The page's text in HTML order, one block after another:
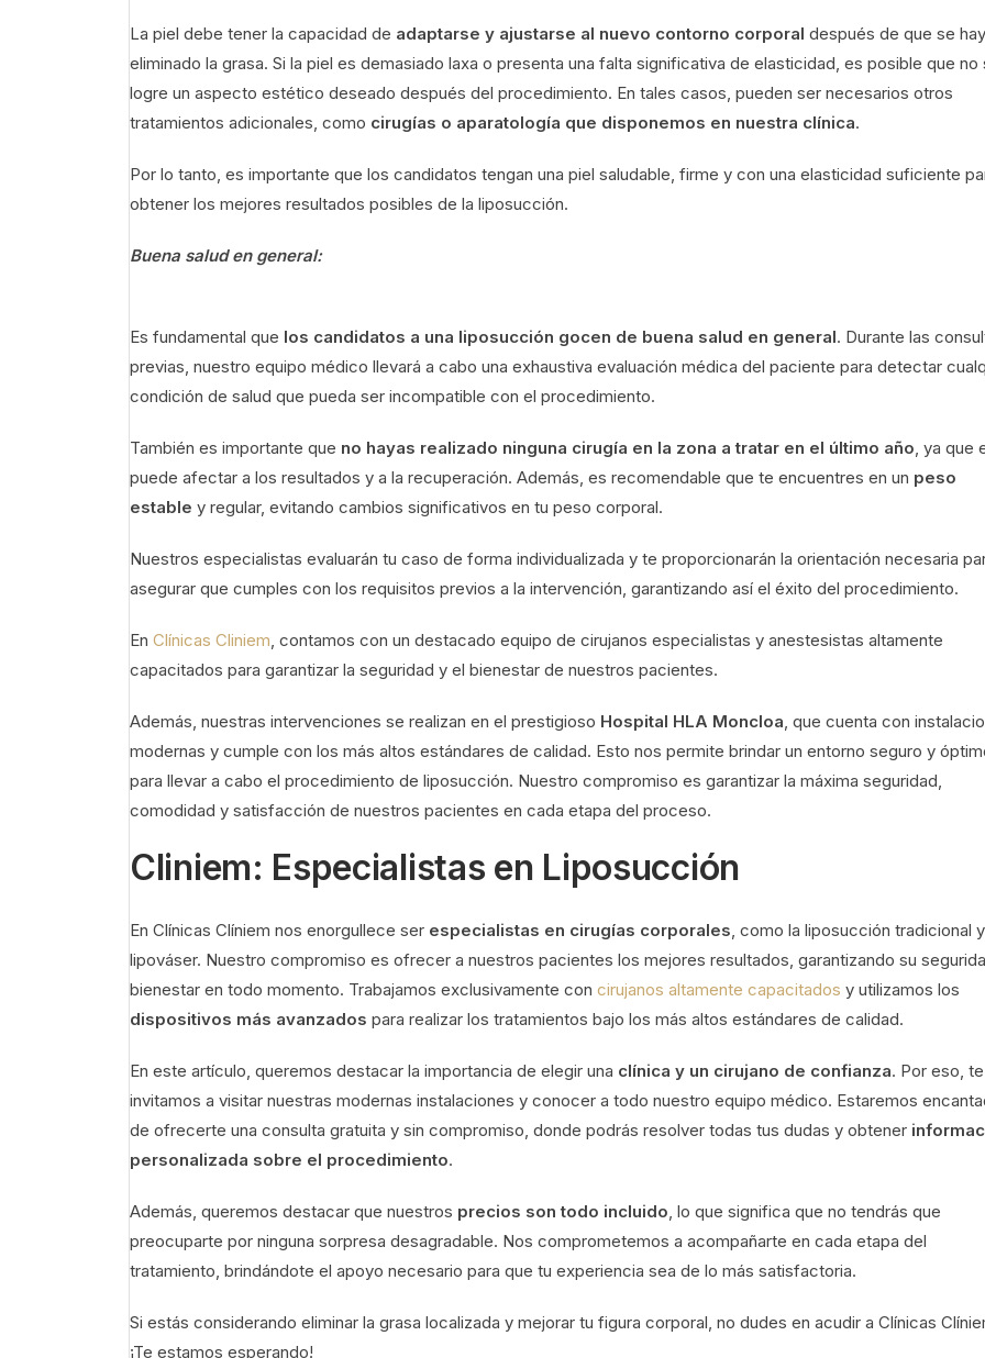
La piel debe tener la capacidad de adaptarse y ajustarse al nuevo contorno corporal después de que se
eliminado la grasa. Si la piel es demasiado laxa o presenta una falta significativa de elasticidad, es posible que no
logre un aspecto estético deseado después del procedimiento. En tales casos, pueden ser necesarios otros
tratamientos adicionales, como cirugías o aparatología que disponemos en nuestra clínica.
Por lo tanto, es importante que los candidatos tengan una piel saludable, firme y con una elasticidad suficiente
obtener los mejores resultados posibles de la liposucción.
Buena salud en general:
Es fundamental que los candidatos a una liposucción gocen de buena salud en general. Durante las
previas, nuestro equipo médico llevará a cabo una exhaustiva evaluación médica del paciente para detectar
condición de salud que pueda ser incompatible con el procedimiento.
También es importante que no hayas realizado ninguna cirugía en la zona a tratar en el último año, ya que
puede afectar a los resultados y a la recuperación. Además, es recomendable que te encuentres en un peso
estable y regular, evitando cambios significativos en tu peso corporal.
Nuestros especialistas evaluarán tu caso de forma individualizada y te proporcionarán la orientación necesaria
asegurar que cumples con los requisitos previos a la intervención, garantizando así el éxito del procedimiento.
En Clínicas Cliniem, contamos con un destacado equipo de cirujanos especialistas y anestesistas altamente
capacitados para garantizar la seguridad y el bienestar de nuestros pacientes.
Además, nuestras intervenciones se realizan en el prestigioso Hospital HLA Moncloa, que cuenta con
modernas y cumple con los más altos estándares de calidad. Esto nos permite brindar un entorno seguro y
para llevar a cabo el procedimiento de liposucción. Nuestro compromiso es garantizar la máxima seguridad,
comodidad y satisfacción de nuestros pacientes en cada etapa del proceso.
Cliniem: Especialistas en Liposucción
En Clínicas Clíniem nos enorgullece ser especialistas en cirugías corporales, como la liposucción tradicional
lipováser. Nuestro compromiso es ofrecer a nuestros pacientes los mejores resultados, garantizando su
bienestar en todo momento. Trabajamos exclusivamente con cirujanos altamente capacitados y utilizamos los
dispositivos más avanzados para realizar los tratamientos bajo los más altos estándares de calidad.
En este artículo, queremos destacar la importancia de elegir una clínica y un cirujano de confianza. Por eso, te
invitamos a visitar nuestras modernas instalaciones y conocer a todo nuestro equipo médico. Estaremos
de ofrecerte una consulta gratuita y sin compromiso, donde podrás resolver todas tus dudas y obtener
personalizada sobre el procedimiento.
Además, queremos destacar que nuestros precios son todo incluido, lo que significa que no tendrás que
preocuparte por ninguna sorpresa desagradable. Nos comprometemos a acompañarte en cada etapa del
tratamiento, brindándote el apoyo necesario para que tu experiencia sea de lo más satisfactoria.
Si estás considerando eliminar la grasa localizada y mejorar tu figura corporal, no dudes en acudir a Clínicas
¡Te estamos esperando!